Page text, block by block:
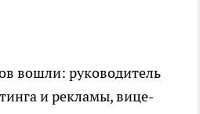
вошли: руководитель
и рекламы, вице-